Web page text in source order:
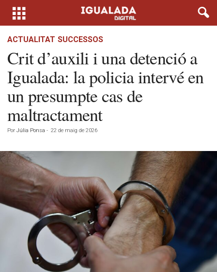
ACTUALITAT SUCCESSOS
Crit d’auxili i una detenció a
Igualada: la policia intervé en
un presumpte cas de
maltractament
Por Júlia Ponsa - 22 de maig de 2026